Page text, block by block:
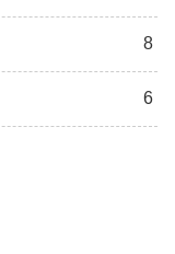
8
6